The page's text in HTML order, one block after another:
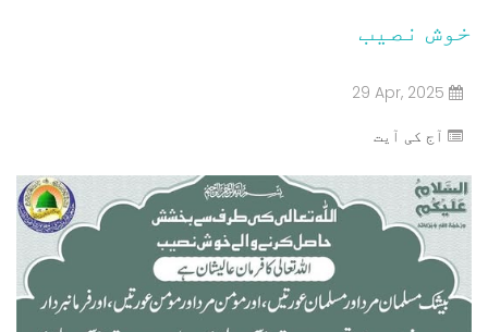
خوش نصیب
29 Apr, 2025
آج کی آیت